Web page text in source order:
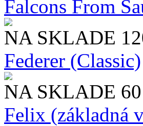
Falcons From
NA SKLADE
Federer (Classic)
NA SKLADE
Felix (základná